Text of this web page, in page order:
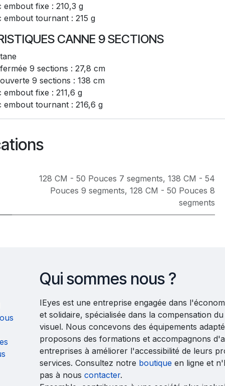
embout fixe : 210,3 g
embout tournant : 215 g
CANNE 9 SECTIONS
9 sections : 27,8 cm
9 sections : 138 cm
embout fixe : 211,6 g
embout tournant : 216,6 g
128 CM - 50 Pouces 7 segments, 138 CM - 54
Pouces 9 segments, 128 CM - 50 Pouces 8
segments
Qui sommes nous ?
IEyes est une entreprise engagée dans
et solidaire, spécialisée dans la compensation
visuel. Nous concevons des équipements
proposons des formations et accompagnons
entreprises à améliorer l'accessibilité de leurs
services. Consultez notre boutique en ligne et
pas à nous contacter.